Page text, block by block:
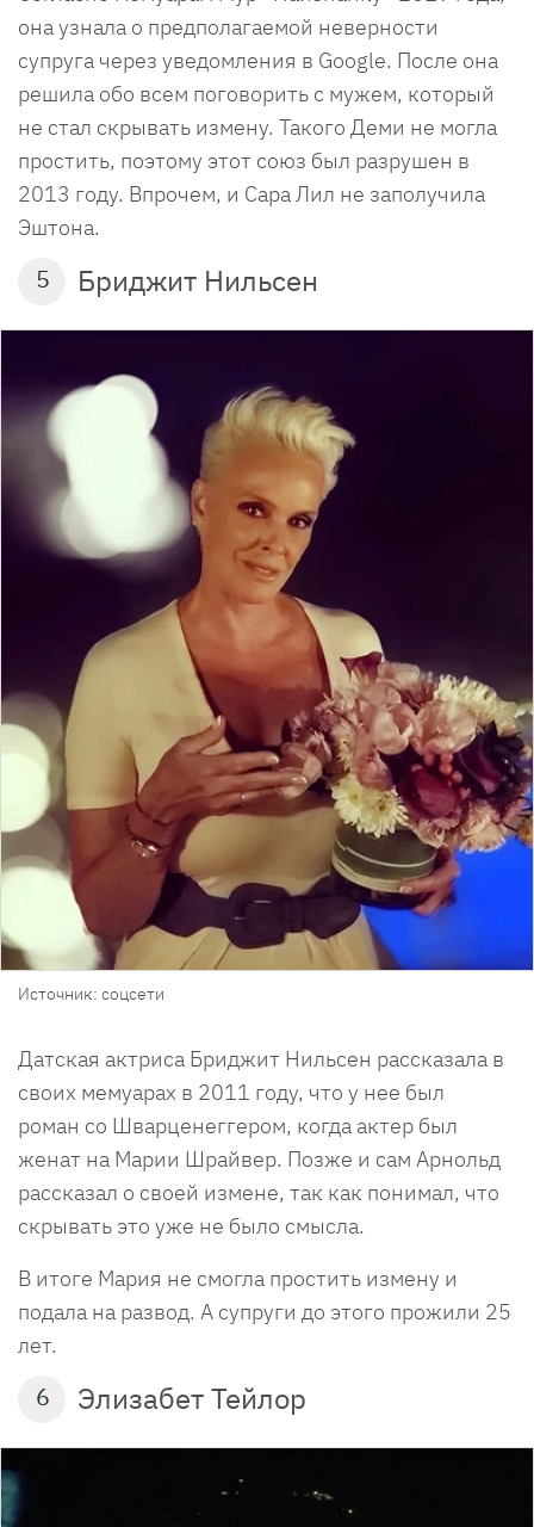
она узнала о предполагаемой неверности
супруга через уведомления в Google. После она
решила обо всем поговорить с мужем, который
не стал скрывать измену. Такого Деми не могла
простить, поэтому этот союз был разрушен в
2013 году. Впрочем, и Сара Лил не заполучила
Эштона.
5 Бриджит Нильсен
Источник: соцсети
Датская актриса Бриджит Нильсен рассказала в
своих мемуарах в 2011 году, что у нее был
роман со Шварценеггером, когда актер был
женат на Марии Шрайвер. Позже и сам Арнольд
рассказал о своей измене, так как понимал, что
скрывать это уже не было смысла.
В итоге Мария не смогла простить измену и
подала на развод. А супруги до этого прожили 25
лет.
6 Элизабет Тейлор